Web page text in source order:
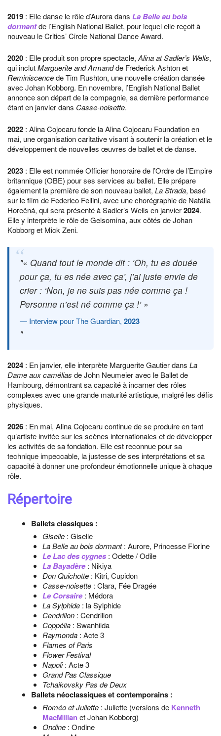
2019 : Elle danse le rôle d’Aurora dans La Belle au bois
dormantde l’English National Ballet, pour lequel elle reçoit à
nouveau le Critics’ Circle National Dance Award.
2020 : Elle produit son propre spectacle, Alina at Sadler’s Wells,
qui inclutMarguerite and Armandde Frederick Ashton et
Reminiscencede Tim Rushton, une nouvelle création dansée
avec Johan Kobborg. En novembre, l’English National Ballet
annonce son départ de la compagnie, sa dernière performance
étant en janvier dans Casse-noisette.
2022 : Alina Cojocaru fonde la Alina Cojocaru Foundation en
mai, une organisation caritative visant à soutenir la création et le
développement de nouvelles œuvres de ballet et de danse.
2023 : Elle est nommée Officier honoraire de l’Ordre de l’Empire
britannique (OBE) pour ses services au ballet. Elle prépare
également la première de son nouveau ballet, La Strada, basé
sur le film de Federico Fellini, avec une chorégraphie de Natália
Horečná, qui sera présenté à Sadler’s Wells en janvier2024.
Elle y interprète le rôle de Gelsomina, aux côtés de Johan
Kobborg et Mick Zeni.
« Quand tout le monde dit : ‘Oh, tu es douée
pour ça, tu es née avec ça’, j’ai juste envie de
crier : ‘Non, je ne suis pas née comme ça !
Personne n’est né comme ça !’ »
Interview pour The Guardian, 2023
2024 : En janvier, elle interprète Marguerite Gautier dans La
Dame aux camélias de John Neumeier avec le Ballet de
Hambourg, démontrant sa capacité à incarner des rôles
complexes avec une grande maturité artistique, malgré les défis
physiques.
2026 : En mai, Alina Cojocaru continue de se produire en tant
qu’artiste invitée sur les scènes internationales et de développer
les activités de sa fondation. Elle est reconnue pour sa
technique impeccable, la justesse de ses interprétations et sa
capacité à donner une profondeur émotionnelle unique à chaque
rôle.
Répertoire
Ballets classiques :
Giselle: Giselle
La Belle au bois dormant: Aurore, Princesse Florine
Le Lac des cygnes: Odette / Odile
La Bayadère: Nikiya
Don Quichotte: Kitri, Cupidon
Casse-noisette: Clara, Fée Dragée
Le Corsaire: Médora
La Sylphide: la Sylphide
Cendrillon: Cendrillon
Coppélia: Swanhilda
Raymonda: Acte 3
Flames of Paris
Flower Festival
Napoli: Acte 3
Grand Pas Classique
Tchaikovsky Pas de Deux
Ballets néoclassiques et contemporains :
Roméo et Juliette: Juliette (versions de Kenneth
MacMillanet Johan Kobborg)
Ondine: Ondine